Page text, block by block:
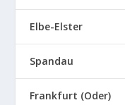
Elbe-Elster
Spandau
Frankfurt (Oder)